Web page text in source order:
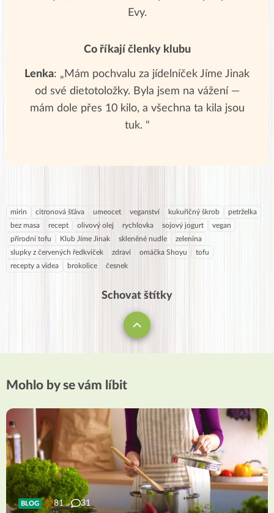
Evy.
Co říkají členky klubu
Lenka: „Mám pochvalu za jídelníček Jíme Jinak
od své dietotoložky. Byla jsem na vážení —
mám dole přes 10 kilo, a všechna ta kila jsou
tuk. "
mirin citronová šťáva umeocet veganství kukuřičný škrob
petrželka
bez masa
recept olivový olej rychlovka sojový jogurt
vegan
přírodní tofu
Klub Jíme Jinak skleněné nudle
zelenina
slupky z červených ředkviček
zdraví omáčka Shoyu
tofu
recepty a videa
brokolice česnek
Schovat štítky
Mohlo by se vám líbit
BLOG 81 31